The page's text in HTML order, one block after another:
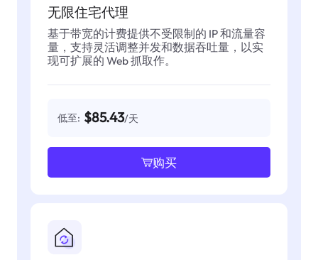
无限住宅代理
基于带宽的计费提供不受限制的 IP 和流量容
量，支持灵活调整并发和数据吞吐量，以实
现可扩展的 Web 抓取作。
低至: $85.43/天
购买